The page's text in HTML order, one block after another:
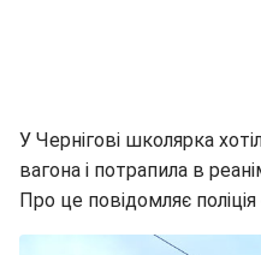
У Чернігові школярка
вагона і потрапила в
Про це повідомляє поліція